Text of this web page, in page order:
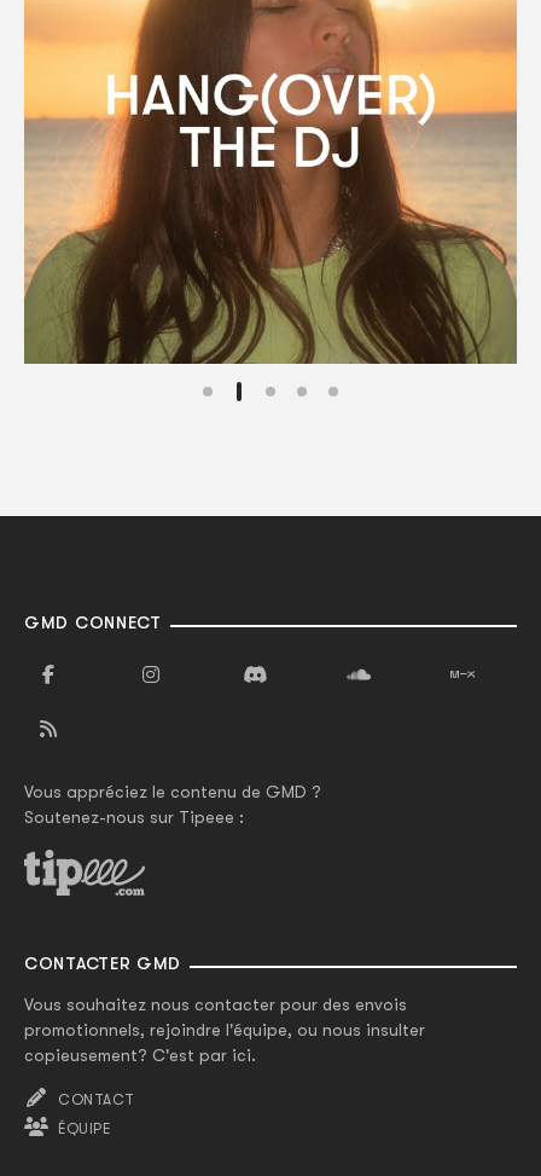
GMD CONNECT
Vous appréciez le contenu de GMD ?
Soutenez-nous sur Tipeee :
CONTACTER GMD
Vous souhaitez nous contacter pour des envois
promotionnels, rejoindre l'équipe, ou nous insulter
copieusement? C'est par ici.
CONTACT
ÉQUIPE